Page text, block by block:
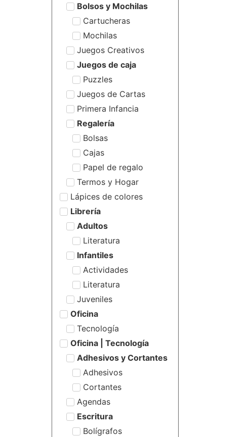
Bolsos y Mochilas
Cartucheras
Mochilas
Juegos Creativos
Juegos de caja
Puzzles
Juegos de Cartas
Primera Infancia
Regalería
Bolsas
Cajas
Papel de regalo
Termos y Hogar
Lápices de colores
Librería
Adultos
Literatura
Infantiles
Actividades
Literatura
Juveniles
Oficina
Tecnología
Oficina | Tecnología
Adhesivos y Cortantes
Adhesivos
Cortantes
Agendas
Escritura
Bolígrafos